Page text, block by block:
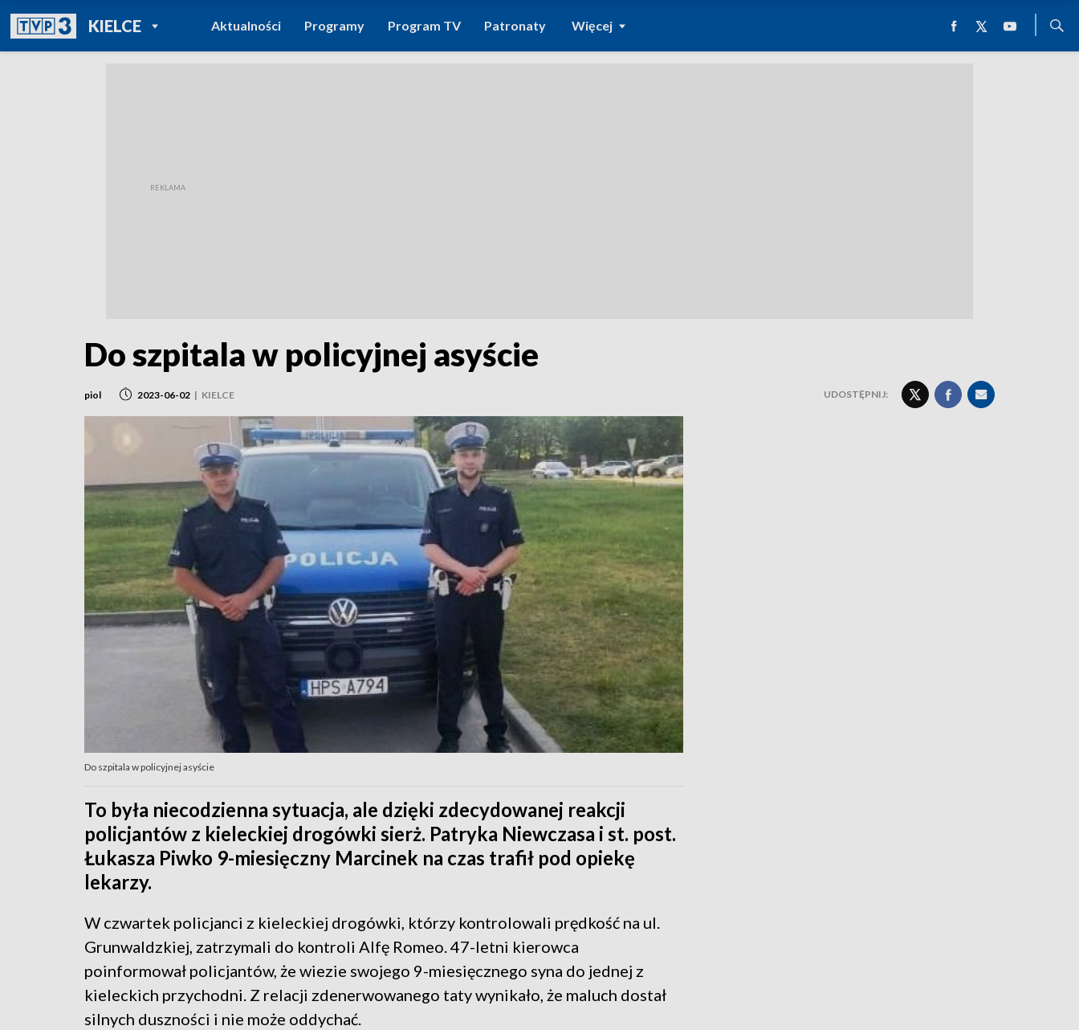
KIELCEPOWRÓT DO
TVP REGIONY
Aktualności Programy Program TV Patronaty Więcej
Do szpitala w policyjnej asyście
piol 2023-06-02 | KIELCE UDOSTĘPNIJ:
Do szpitala w policyjnej asyście
To była niecodzienna sytuacja, ale dzięki zdecydowanej reakcji
policjantów z kieleckiej drogówki sierż. Patryka Niewczasa i st. post.
Łukasza Piwko 9-miesięczny Marcinek na czas trafił pod opiekę
lekarzy.
W czwartek policjanci z kieleckiej drogówki, którzy kontrolowali prędkość na ul.
Grunwaldzkiej, zatrzymali do kontroli Alfę Romeo. 47-letni kierowca
poinformował policjantów, że wiezie swojego 9-miesięcznego syna do jednej z
kieleckich przychodni. Z relacji zdenerwowanego taty wynikało, że maluch dostał
silnych duszności i nie może oddychać.